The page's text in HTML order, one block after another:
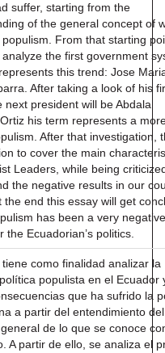
suffer, starting from the
of the general concept of
populism. From that starting
analyze the first government
this trend: Jose
After taking a look of his
next president will be Abdala
his term represents a
After that investigation,
to cover the main
Leaders, while being
the negative results in our
the end this essay will get
has been a very negative
the Ecuadorian’s politics.
como finalidad analizar la
populista en el Ecuador
que ha sufrido la
a partir del entendimiento del
de lo que se conoce
A partir de ello, se analiza el